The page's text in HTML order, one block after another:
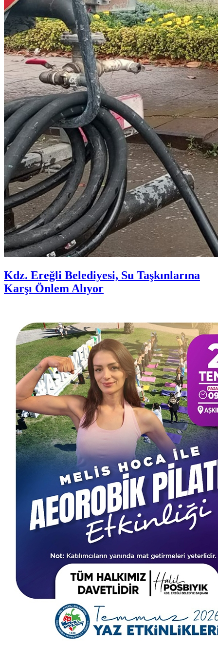
Kdz. Ereğli Belediyesi, Su Taşkınlarına
Karşı Önlem Alıyor